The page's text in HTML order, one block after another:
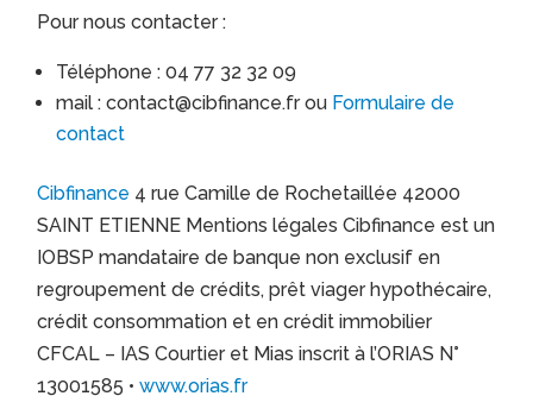
Pour nous contacter :
Téléphone : 04 77 32 32 09
mail : contact@cibfinance.fr ou Formulaire de
contact
Cibfinance 4 rue Camille de Rochetaillée 42000
SAINT ETIENNE Mentions légales Cibfinance est un
IOBSP mandataire de banque non exclusif en
regroupement de crédits, prêt viager hypothécaire,
crédit consommation et en crédit immobilier
CFCAL – IAS Courtier et Mias inscrit à l’ORIAS N°
13001585 •www.orias.fr